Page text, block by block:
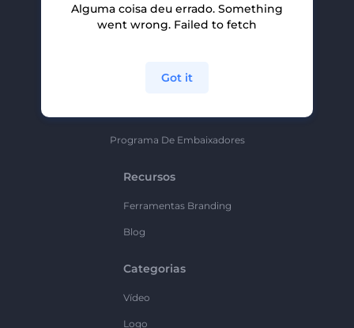
Programa De Afiliados
Programa De Embaixadores
Recursos
Ferramentas Branding
Blog
Categorias
Vídeo
Logo
Alguma coisa deu errado. Something
went wrong. Failed to fetch
Got it